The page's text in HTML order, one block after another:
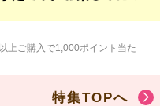
上ご購入で1,000ポイント当た
特集TOPへ